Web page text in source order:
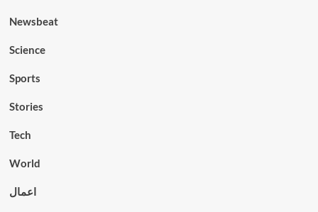
Newsbeat
Science
Sports
Stories
Tech
World
اعمال